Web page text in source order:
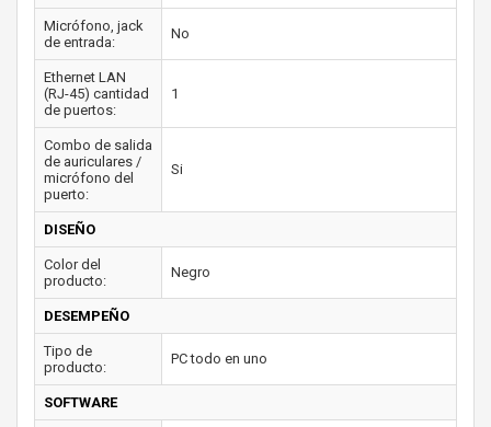
Micrófono, jack
de entrada:
No
Ethernet LAN
(RJ-45) cantidad
de puertos:
1
Combo de salida
de auriculares /
micrófono del
puerto:
Si
DISEÑO
Color del
producto:
Negro
DESEMPEÑO
Tipo de
producto:
PC todo en uno
SOFTWARE